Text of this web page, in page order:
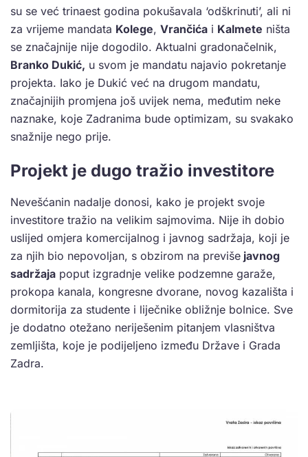
su se već trinaest godina pokušavala ‘odškrinuti’, ali ni
za vrijeme mandata Kolege, Vrančića i Kalmete ništa
se značajnije nije dogodilo. Aktualni gradonačelnik,
Branko Dukić, u svom je mandatu najavio pokretanje
projekta. Iako je Dukić već na drugom mandatu,
značajnijih promjena još uvijek nema, međutim neke
naznake, koje Zadranima bude optimizam, su svakako
snažnije nego prije.
Projekt je dugo tražio investitore
Nevešćanin nadalje donosi, kako je projekt svoje
investitore tražio na velikim sajmovima. Nije ih dobio
uslijed omjera komercijalnog i javnog sadržaja, koji je
za njih bio nepovoljan, s obzirom na previše javnog
sadržaja poput izgradnje velike podzemne garaže,
prokopa kanala, kongresne dvorane, novog kazališta i
dormitorija za studente i liječnike obližnje bolnice. Sve
je dodatno otežano neriješenim pitanjem vlasništva
zemljišta, koje je podijeljeno između Države i Grada
Zadra.